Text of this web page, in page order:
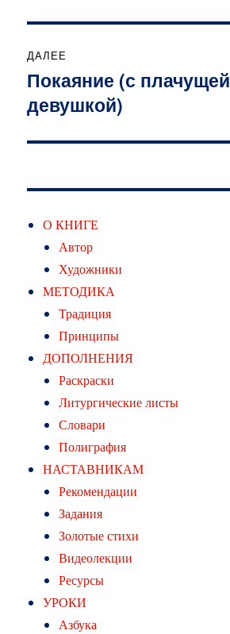
ДАЛЕЕ
Следующая
запись:
Покаяние (с плачущей
девушкой)
О КНИГЕ
Автор
Художники
МЕТОДИКА
Традиция
Принципы
ДОПОЛНЕНИЯ
Раскраски
Литургические листы
Словари
Полиграфия
НАСТАВНИКАМ
Рекомендации
Задания
Золотые стихи
Видеолекции
Ресурсы
УРОКИ
Азбука